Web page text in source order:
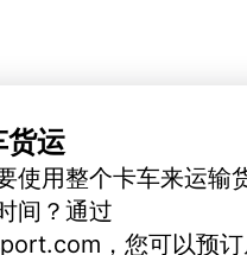
货运
使用整个卡车来运输
间？通过
，您可以预订